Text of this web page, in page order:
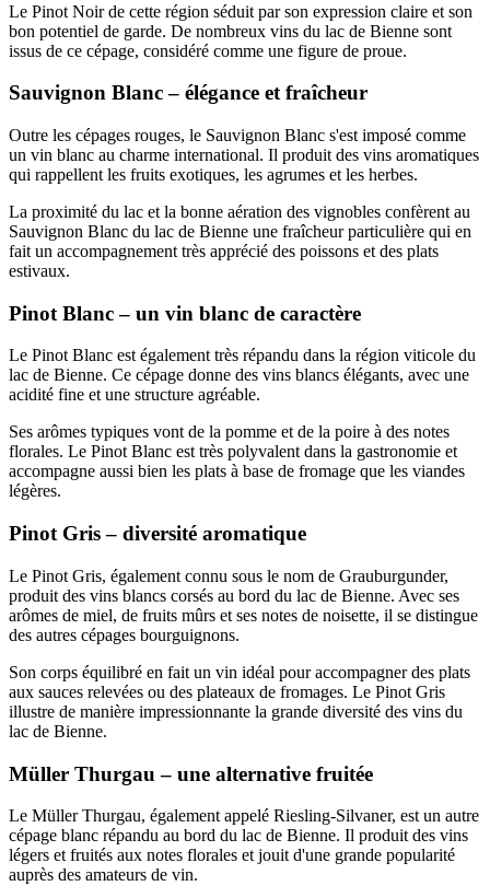
Le Pinot Noir de cette région séduit par son expression claire et son
bon potentiel de garde. De nombreux vins du lac de Bienne sont
issus de ce cépage, considéré comme une figure de proue.
Sauvignon Blanc – élégance et fraîcheur
Outre les cépages rouges, le Sauvignon Blanc s'est imposé comme
un vin blanc au charme international. Il produit des vins aromatiques
qui rappellent les fruits exotiques, les agrumes et les herbes.
La proximité du lac et la bonne aération des vignobles confèrent au
Sauvignon Blanc du lac de Bienne une fraîcheur particulière qui en
fait un accompagnement très apprécié des poissons et des plats
estivaux.
Pinot Blanc – un vin blanc de caractère
Le Pinot Blanc est également très répandu dans la région viticole du
lac de Bienne. Ce cépage donne des vins blancs élégants, avec une
acidité fine et une structure agréable.
Ses arômes typiques vont de la pomme et de la poire à des notes
florales. Le Pinot Blanc est très polyvalent dans la gastronomie et
accompagne aussi bien les plats à base de fromage que les viandes
légères.
Pinot Gris – diversité aromatique
Le Pinot Gris, également connu sous le nom de Grauburgunder,
produit des vins blancs corsés au bord du lac de Bienne. Avec ses
arômes de miel, de fruits mûrs et ses notes de noisette, il se distingue
des autres cépages bourguignons.
Son corps équilibré en fait un vin idéal pour accompagner des plats
aux sauces relevées ou des plateaux de fromages. Le Pinot Gris
illustre de manière impressionnante la grande diversité des vins du
lac de Bienne.
Müller Thurgau – une alternative fruitée
Le Müller Thurgau, également appelé Riesling-Silvaner, est un autre
cépage blanc répandu au bord du lac de Bienne. Il produit des vins
légers et fruités aux notes florales et jouit d'une grande popularité
auprès des amateurs de vin.